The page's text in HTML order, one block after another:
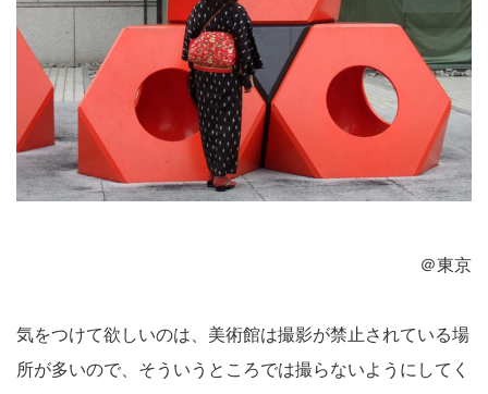
＠東京
気をつけて欲しいのは、美術館は撮影が禁止されている場
所が多いので、そういうところでは撮らないようにしてく